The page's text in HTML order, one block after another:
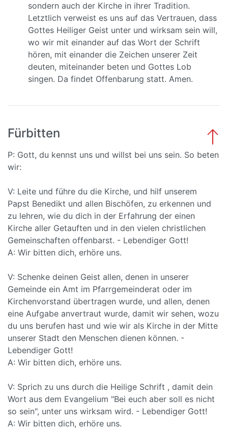
sondern auch der Kirche in ihrer Tradition.
Letztlich verweist es uns auf das Vertrauen, dass
Gottes Heiliger Geist unter und wirksam sein will,
wo wir mit einander auf das Wort der Schrift
hören, mit einander die Zeichen unserer Zeit
deuten, miteinander beten und Gottes Lob
singen. Da findet Offenbarung statt. Amen.
Fürbitten
P: Gott, du kennst uns und willst bei uns sein. So beten
wir:
V: Leite und führe du die Kirche, und hilf unserem
Papst Benedikt und allen Bischöfen, zu erkennen und
zu lehren, wie du dich in der Erfahrung der einen
Kirche aller Getauften und in den vielen christlichen
Gemeinschaften offenbarst. - Lebendiger Gott!
A: Wir bitten dich, erhöre uns.
V: Schenke deinen Geist allen, denen in unserer
Gemeinde ein Amt im Pfarrgemeinderat oder im
Kirchenvorstand übertragen wurde, und allen, denen
eine Aufgabe anvertraut wurde, damit wir sehen, wozu
du uns berufen hast und wie wir als Kirche in der Mitte
unserer Stadt den Menschen dienen können. -
Lebendiger Gott!
A: Wir bitten dich, erhöre uns.
V: Sprich zu uns durch die Heilige Schrift , damit dein
Wort aus dem Evangelium "Bei euch aber soll es nicht
so sein", unter uns wirksam wird. - Lebendiger Gott!
A: Wir bitten dich, erhöre uns.